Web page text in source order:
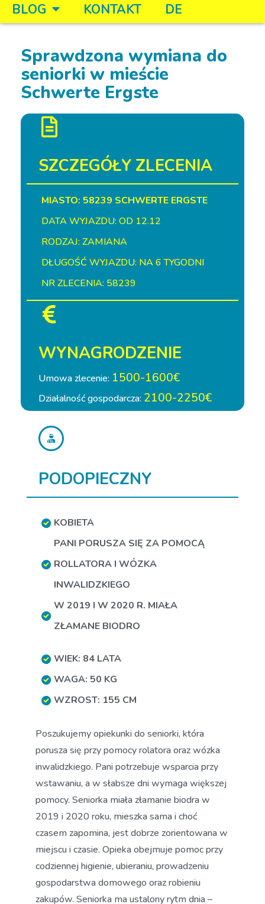
BLOG
KONTAKT DE
Sprawdzona wymiana do
seniorki w mieście
Schwerte Ergste
SZCZEGÓŁY ZLECENIA
MIASTO: 58239 SCHWERTE ERGSTE
DATA WYJAZDU: OD 12.12
RODZAJ: ZAMIANA
DŁUGOŚĆ WYJAZDU: NA 6 TYGODNI
NR ZLECENIA: 58239
WYNAGRODZENIE
Umowa zlecenie: 1500-1600€
Działalność gospodarcza: 2100-2250€
PODOPIECZNY
KOBIETA
PANI PORUSZA SIĘ ZA POMOCĄ
ROLLATORA I WÓZKA
INWALIDZKIEGO
W 2019 I W 2020 R. MIAŁA
ZŁAMANE BIODRO
WIEK: 84 LATA
WAGA: 50 KG
WZROST: 155 CM
Poszukujemy opiekunki do seniorki, która
porusza się przy pomocy rolatora oraz wózka
inwalidzkiego. Pani potrzebuje wsparcia przy
wstawaniu, a w słabsze dni wymaga większej
pomocy. Seniorka miała złamanie biodra w
2019 i 2020 roku, mieszka sama i choć
czasem zapomina, jest dobrze zorientowana w
miejscu i czasie. Opieka obejmuje pomoc przy
codziennej higienie, ubieraniu, prowadzeniu
gospodarstwa domowego oraz robieniu
zakupów. Seniorka ma ustalony rytm dnia –